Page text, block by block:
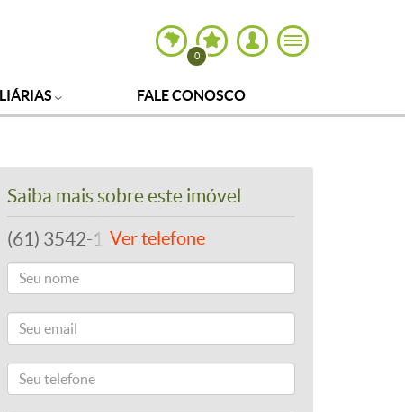
0
FALE CONOSCO
Saiba mais sobre este imóvel
(61) 3542-1877Ver telefone